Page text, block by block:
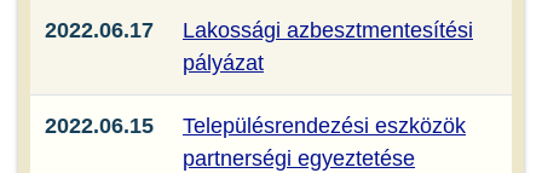
2022.06.17
Lakossági azbesztmentesítési
pályázat
2022.06.15
Településrendezési eszközök
partnerségi egyeztetése